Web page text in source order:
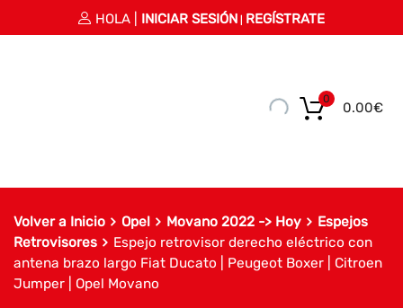
HOLA | INICIAR SESIÓN REGÍSTRATE
0.00€
0
Volver a Inicio Opel Movano 2022 -> Hoy
Espejos
Retrovisores
Espejo retrovisor derecho eléctrico con
antena brazo largo Fiat Ducato | Peugeot Boxer | Citroen
Jumper | Opel Movano